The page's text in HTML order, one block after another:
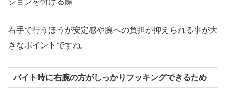
右手で行うほうが安定感や腕への負担が抑えられる事が大
きなポイントですね。
バイト時に右腕の方がしっかりフッキングできるため